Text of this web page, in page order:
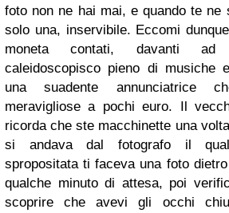
foto non ne hai mai, e quando te ne
solo una, inservibile. Eccomi
moneta contati, davanti ad
caleidoscopisco pieno di musiche
una suadente annunciatrice
meravigliose a pochi euro. Il
ricorda che ste macchinette una
si andava dal fotografo il
spropositata ti faceva una foto
qualche minuto di attesa, poi
scoprire che avevi gli occhi